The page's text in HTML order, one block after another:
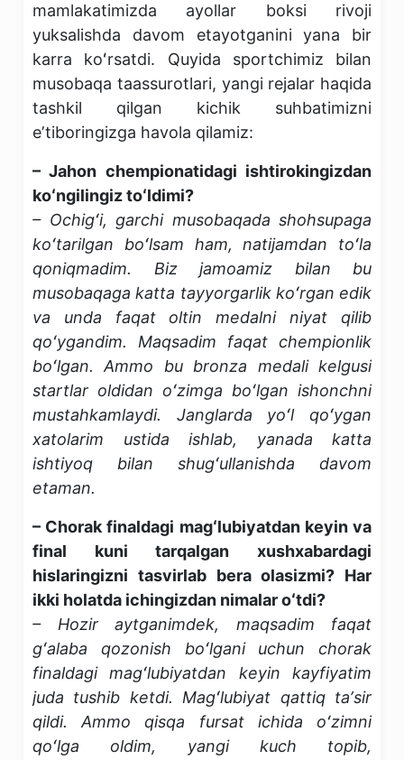
mamlakatimizda ayollar boksi rivoji
yuksalishda davom etayotganini yana bir
karra koʻrsatdi. Quyida sportchimiz bilan
musobaqa taassurotlari, yangi rejalar haqida
tashkil qilgan kichik suhbatimizni
eʼtiboringizga havola qilamiz:
– Jahon chempionatidagi ishtirokingizdan
koʻngilingiz toʻldimi?
– Ochigʻi, garchi musobaqada shohsupaga
koʻtarilgan boʻlsam ham, natijamdan toʻla
qoniqmadim. Biz jamoamiz bilan bu
musobaqaga katta tayyorgarlik koʻrgan edik
va unda faqat oltin medalni niyat qilib
qoʻygandim. Maqsadim faqat chempionlik
boʻlgan. Ammo bu bronza medali kelgusi
startlar oldidan oʻzimga boʻlgan ishonchni
mustahkamlaydi. Janglarda yoʻl qoʻygan
xatolarim ustida ishlab, yanada katta
ishtiyoq bilan shugʻullanishda davom
etaman.
– Chorak finaldagi magʻlubiyatdan keyin va
final kuni tarqalgan xushxabardagi
hislaringizni tasvirlab bera olasizmi? Har
ikki holatda ichingizdan nimalar oʻtdi?
– Hozir aytganimdek, maqsadim faqat
gʻalaba qozonish boʻlgani uchun chorak
finaldagi magʻlubiyatdan keyin kayfiyatim
juda tushib ketdi. Magʻlubiyat qattiq taʼsir
qildi. Ammo qisqa fursat ichida oʻzimni
qoʻlga oldim, yangi kuch topib,